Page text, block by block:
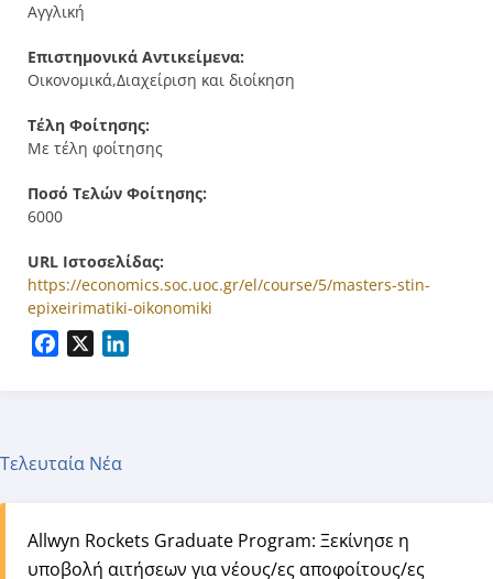
Αγγλική
Επιστημονικά Αντικείμενα:
Οικονομικά,Διαχείριση και διοίκηση
Τέλη Φοίτησης:
Με τέλη φοίτησης
Ποσό Τελών Φοίτησης:
6000
URL Ιστοσελίδας:
https://economics.soc.uoc.gr/el/course/5/masters-stin-
epixeirimatiki-oikonomiki
Facebook
Τελευταία Νέα
Allwyn Rockets Graduate Program: Ξεκίνησε η
υποβολή αιτήσεων για νέους/ες αποφοίτους/ες